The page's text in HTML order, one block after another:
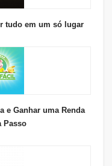
tudo em um só lugar
e Ganhar uma Renda
Passo